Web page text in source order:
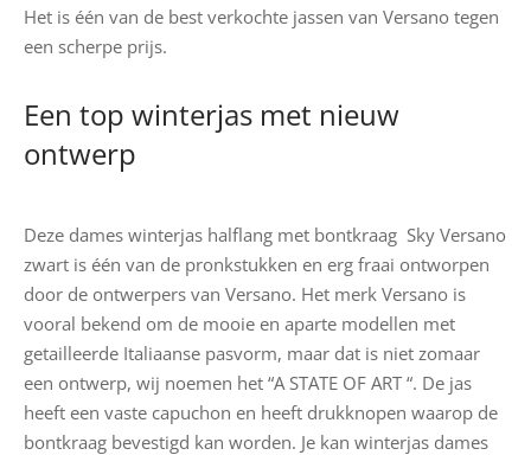
Het is één van de best verkochte jassen van Versano tegen
een scherpe prijs.
Een top winterjas met nieuw
ontwerp
Deze dames winterjas halflang met bontkraag Sky Versano
zwart is één van de pronkstukken en erg fraai ontworpen
door de ontwerpers van Versano. Het merk Versano is
vooral bekend om de mooie en aparte modellen met
getailleerde Italiaanse pasvorm, maar dat is niet zomaar
een ontwerp, wij noemen het “A STATE OF ART “. De jas
heeft een vaste capuchon en heeft drukknopen waarop de
bontkraag bevestigd kan worden. Je kan winterjas dames